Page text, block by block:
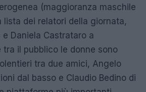
(maggioranza maschile
lista dei relatori della giornata,
e Daniela Castrataro a
tra il pubblico le donne sono
tra due amici, Angelo
dal basso e Claudio Bedino di